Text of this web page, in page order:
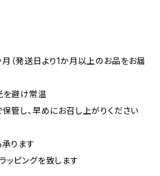
（発送日より1か月以上のお品をお届
を避け常温
し、早めにお召し上がりください
ります
ッピングを致します